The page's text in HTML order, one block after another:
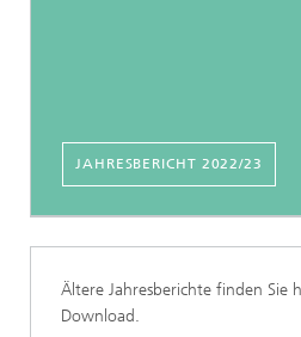
JAHRESBERICHT 2022/23
Ältere Jahresberichte finden Sie
Download.